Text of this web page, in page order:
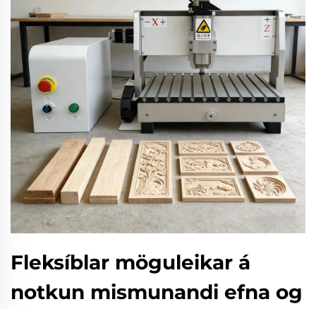
Fleksíblar möguleikar á
notkun mismunandi efna og